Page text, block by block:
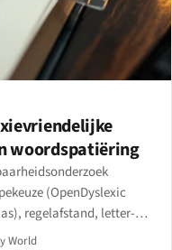
woordspatiëring
(OpenDyslexic
regelafstand, letter-
onderschatte
World